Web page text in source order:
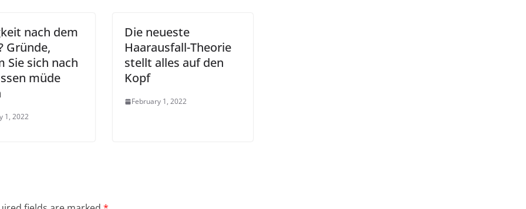
nach dem
Gründe,
Sie sich nach
müde
1, 2022
Die neueste
Haarausfall-Theorie
stellt alles auf den
Kopf
February 1, 2022